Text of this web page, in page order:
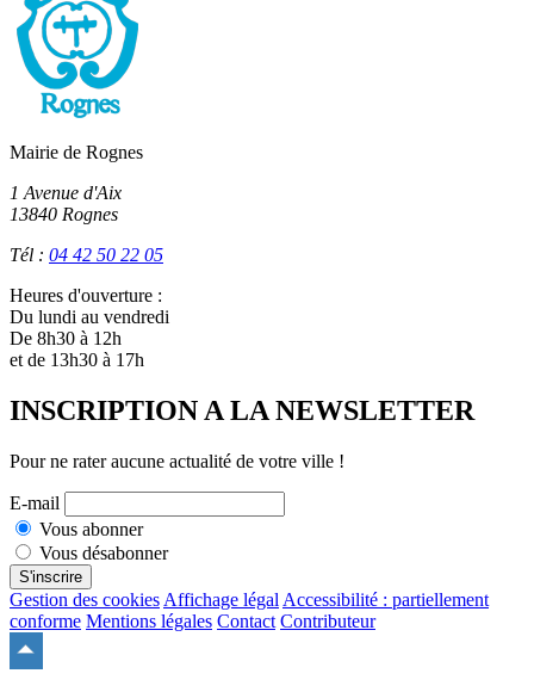
ISSN
3099-
5795
Mairie de Rognes
1 Avenue d'Aix
13840 Rognes
Tél : 04 42 50 22 05
Heures d'ouverture :
Du lundi au vendredi
De 8h30 à 12h
et de 13h30 à 17h
INSCRIPTION A LA NEWSLETTER
Pour ne rater aucune actualité de votre ville !
E-mail
Vous abonner
Vous désabonner
S'inscrire
Gestion des cookies Affichage légal Accessibilité : partiellement
conforme Mentions légales Contact Contributeur